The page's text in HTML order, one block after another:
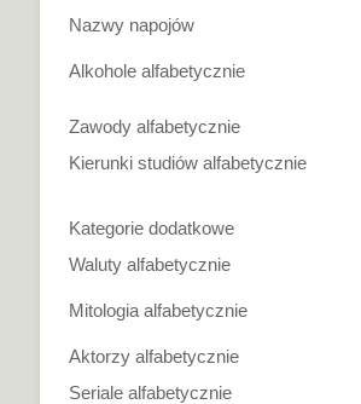
Nazwy napojów
Alkohole alfabetycznie
Zawody alfabetycznie
Kierunki studiów alfabetycznie
Kategorie dodatkowe
Waluty alfabetycznie
Mitologia alfabetycznie
Aktorzy alfabetycznie
Seriale alfabetycznie